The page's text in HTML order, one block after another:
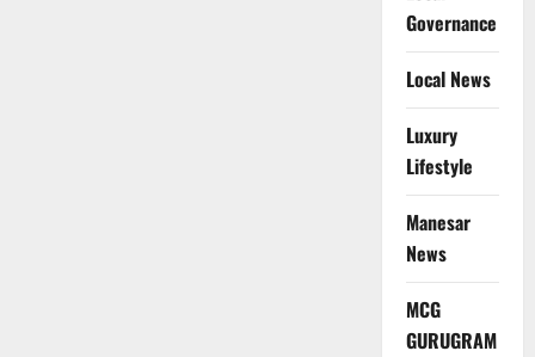
Governance
Local News
Luxury
Lifestyle
Manesar
News
MCG
GURUGRAM